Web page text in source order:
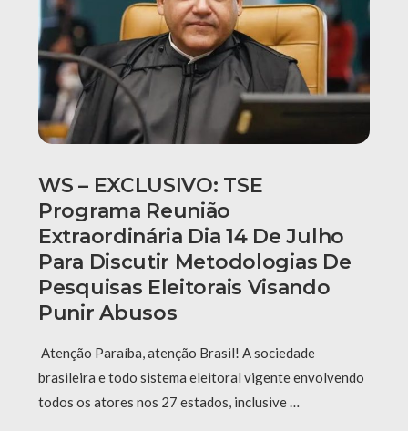
WS – EXCLUSIVO: TSE
Programa Reunião
Extraordinária Dia 14 De Julho
Para Discutir Metodologias De
Pesquisas Eleitorais Visando
Punir Abusos
Atenção Paraíba, atenção Brasil! A sociedade
brasileira e todo sistema eleitoral vigente envolvendo
todos os atores nos 27 estados, inclusive …